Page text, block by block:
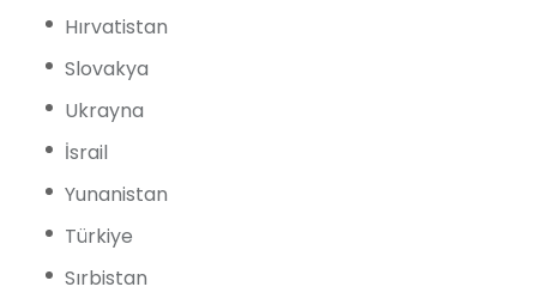
Hırvatistan
Slovakya
Ukrayna
İsrail
Yunanistan
Türkiye
Sırbistan